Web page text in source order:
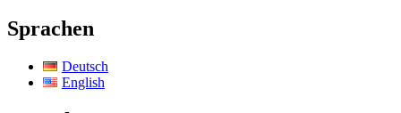
Sprachen
Deutsch
English